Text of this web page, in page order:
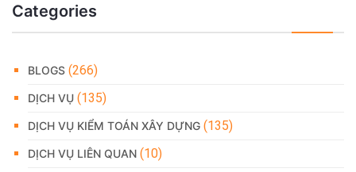
Categories
BLOGS (266)
DỊCH VỤ (135)
DỊCH VỤ KIỂM TOÁN XÂY DỰNG (135)
DỊCH VỤ LIÊN QUAN (10)